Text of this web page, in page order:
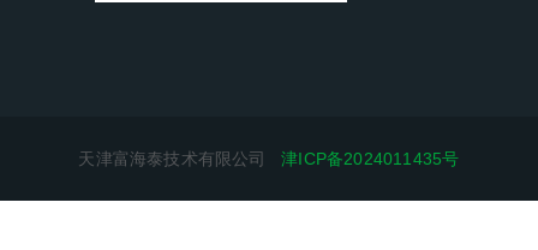
天津富海泰技术有限公司津ICP备2024011435号